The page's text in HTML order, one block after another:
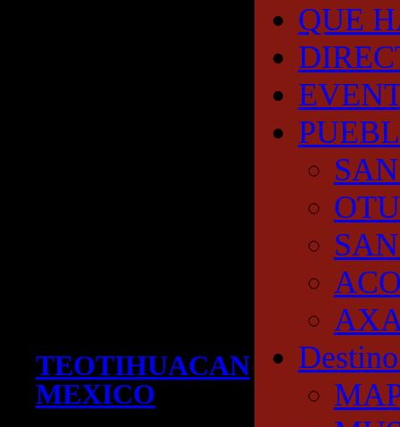
TEOTIHUACAN
MEXICO
QUE